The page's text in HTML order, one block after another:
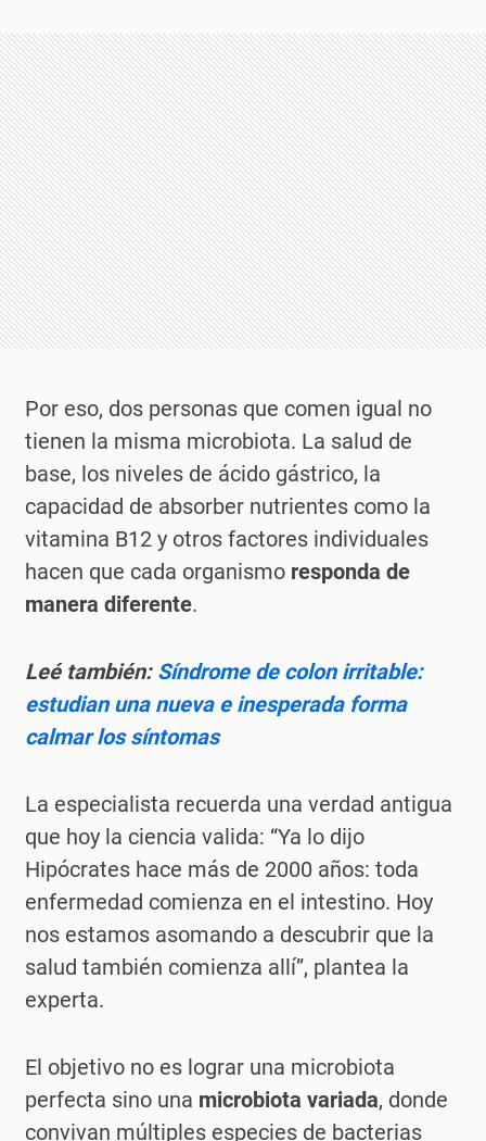
Por eso, dos personas que comen igual no
tienen la misma microbiota. La salud de
base, los niveles de ácido gástrico, la
capacidad de absorber nutrientes como la
vitamina B12 y otros factores individuales
hacen que cada organismo responda de
manera diferente.
Leé también: Síndrome de colon irritable:
estudian una nueva e inesperada forma
calmar los síntomas
La especialista recuerda una verdad antigua
que hoy la ciencia valida: “Ya lo dijo
Hipócrates hace más de 2000 años: toda
enfermedad comienza en el intestino. Hoy
nos estamos asomando a descubrir que la
salud también comienza allí”, plantea la
experta.
El objetivo no es lograr una microbiota
perfecta sino una microbiota variada, donde
convivan múltiples especies de bacterias